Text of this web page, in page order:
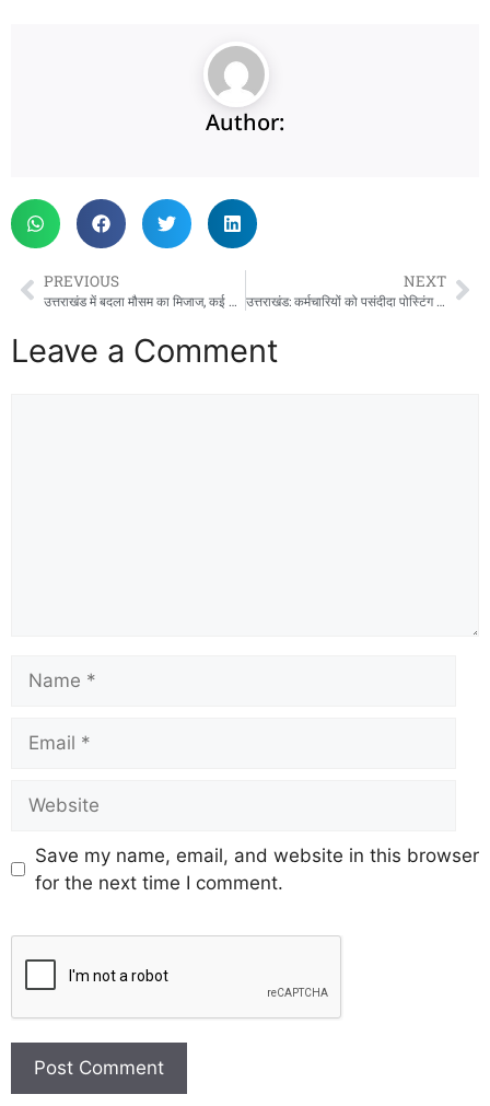
Author:
PREVIOUS
उत्तराखंड में बदला मौसम का मिजाज, कई जिलों में तेज बारिश और ओलों का अलर्ट
NEXT
उत्तराखंड: कर्मचारियों को पसंदीदा पोस्टिंग की सौगात, वन विभाग में हुए बंपर तबादले
Leave a Comment
Save my name, email, and website in this browser
for the next time I comment.